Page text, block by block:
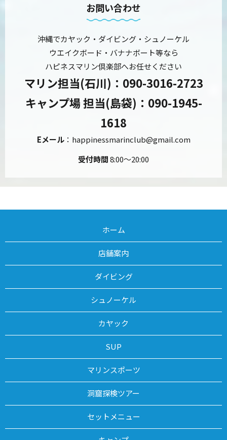
お問い合わせ
沖縄でカヤック・ダイビング・シュノーケル
ウエイクボード・バナナボート等なら
ハピネスマリン倶楽部へお任せください
マリン担当(石川) ：090-3016-2723
キャンプ場 担当(島袋) ：090-1945-
1618
Eメール：happinessmarinclub@gmail.com
受付時間8:00～20:00
ホーム
店舗案内
ダイビング
シュノーケル
カヤック
SUP
マリンスポーツ
洞窟探検ツアー
セットメニュー